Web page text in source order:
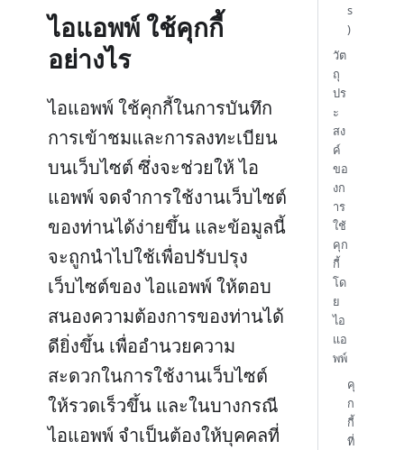
ไอแอพพ์ ใช้คุกกี้
อย่างไร
ไอแอพพ์ ใช้คุกกี้ในการบันทึก
การเข้าชมและการลงทะเบียน
บนเว็บไซต์ ซึ่งจะช่วยให้ ไอ
แอพพ์ จดจำการใช้งานเว็บไซต์
ของท่านได้ง่ายขึ้น และข้อมูลนี้
จะถูกนำไปใช้เพื่อปรับปรุง
เว็บไซต์ของ ไอแอพพ์ ให้ตอบ
สนองความต้องการของท่านได้
ดียิ่งขึ้น เพื่ออำนวยความ
สะดวกในการใช้งานเว็บไซต์
ให้รวดเร็วขึ้น และในบางกรณี
ไอแอพพ์ จำเป็นต้องให้บุคคลที่
s
)
วัต
ถุ
ปร
ะ
สง
ค์
ขอ
งก
าร
ใช้
คุก
กี้
โด
ย
ไอ
แอ
พพ์
คุ
ก
กี้
ที่